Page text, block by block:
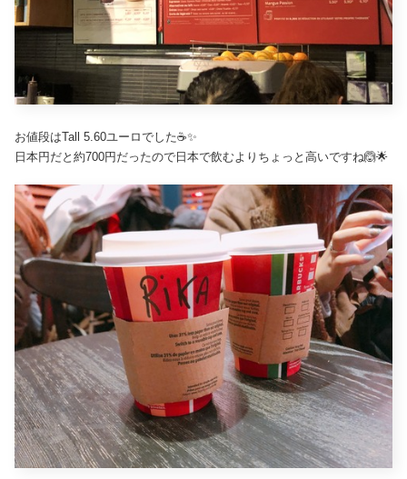
お値段はTall 5.60ユーロでした☕️✨
日本円だと約700円だったので日本で飲むよりちょっと高いですね🙆🌟